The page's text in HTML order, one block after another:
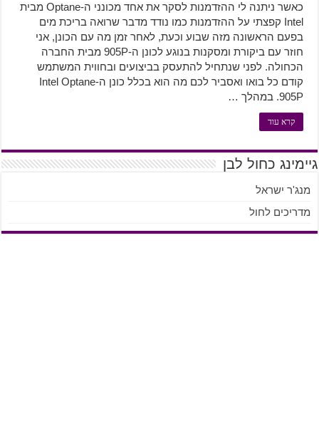
כאשר ניתנה לי ההזדמנות לסקר את אחד מכונני ה-Optane מבית
Intel קפצתי על ההזדמנות כמו נודד מדבר שרואה בריכת מים
בפעם הראשונה מזה שבוע וכעת, לאחר זמן מה עם הכונן, אני
חוזר עם ביקורת ומסקנות בנוגע לכונן ה-905P מבית החברה
הכחולה. לפני שנתחיל להתעסק בביצועים ובחווית המשתמש
קודם כל בואו ואסביר לכם מה הוא בכלל כונן ה-Intel Optane
905P. במהלך …
קרא עוד
גיימינג כחול לבן
מנג'ר ישראל
מדריכים לחול